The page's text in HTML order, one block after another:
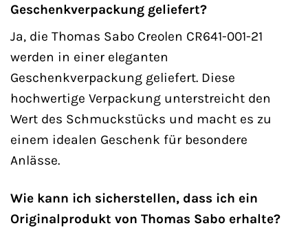
Geschenkverpackung geliefert?
Ja, die Thomas Sabo Creolen CR641-001-21
werden in einer eleganten
Geschenkverpackung geliefert. Diese
hochwertige Verpackung unterstreicht den
Wert des Schmuckstücks und macht es zu
einem idealen Geschenk für besondere
Anlässe.
Wie kann ich sicherstellen, dass ich ein
Originalprodukt von Thomas Sabo erhalte?